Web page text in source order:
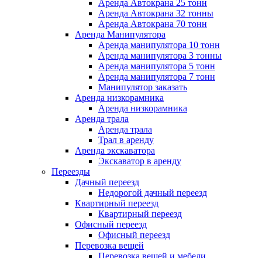
Аренда Автокрана 25 тонн
Аренда Автокрана 32 тонны
Аренда Автокрана 70 тонн
Аренда Манипулятора
Аренда манипулятора 10 тонн
Аренда манипулятора 3 тонны
Аренда манипулятора 5 тонн
Аренда манипулятора 7 тонн
Манипулятор заказать
Аренда низкорамника
Аренда низкорамника
Аренда трала
Аренда трала
Трал в аренду
Аренда экскаватора
Экскаватор в аренду
Переезды
Дачный переезд
Недорогой дачный переезд
Квартирный переезд
Квартирный переезд
Офисный переезд
Офисный переезд
Перевозка вещей
Перевозка вещей и мебели